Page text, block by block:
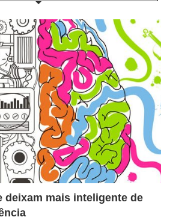
deixam mais inteligente de